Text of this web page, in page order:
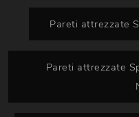
Pareti attrezzate
Pareti attrezzate